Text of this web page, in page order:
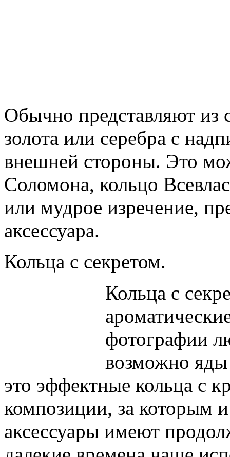
Обычно представляют из
золота или серебра с
внешней стороны. Это
Соломона, кольцо
или мудрое изречение,
аксессуара.
Кольца с секретом.
Кольца с
фотографии
возможно
это эффектные кольца с
композиции, за которым
аксессуары имеют